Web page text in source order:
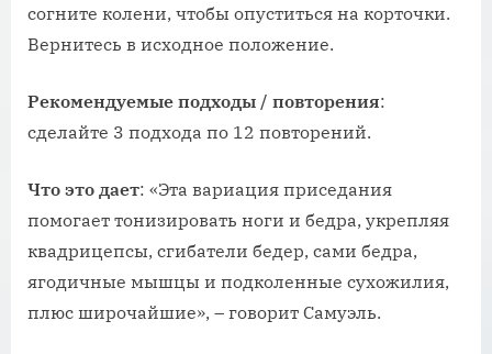
согните колени, чтобы опуститься на корточки.
Вернитесь в исходное положение.
Рекомендуемые подходы / повторения:
сделайте 3 подхода по 12 повторений.
Что это дает: «Эта вариация приседания
помогает тонизировать ноги и бедра, укрепляя
квадрицепсы, сгибатели бедер, сами бедра,
ягодичные мышцы и подколенные сухожилия,
плюс широчайшие», – говорит Самуэль.